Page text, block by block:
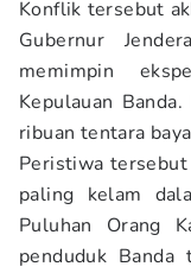
Konflik tersebut
Gubernur
memimpin
Kepulauan
ribuan tentara
Peristiwa
paling kelam
Puluhan Orang
penduduk Banda